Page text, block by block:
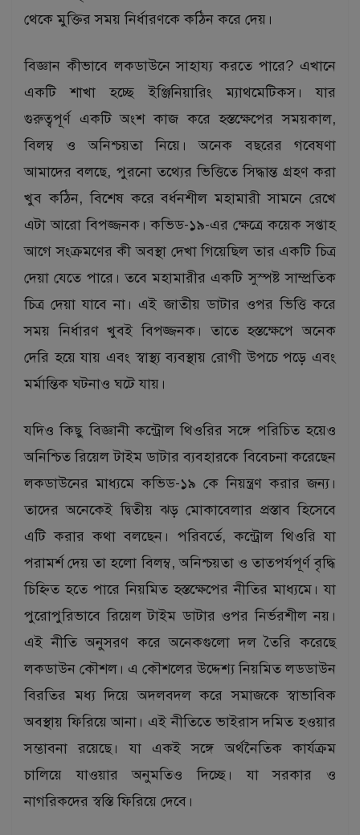
থেকে মুক্তির সময় নির্ধারণকে কঠিন করে দেয়।
বিজ্ঞান কীভাবে লকডাউনে সাহায্য করতে পারে? এখানে
একটি শাখা হচ্ছে ইঞ্জিনিয়ারিং ম্যাথমেটিকস। যার
গুরুত্বপূর্ণ একটি অংশ কাজ করে হস্তক্ষেপের সময়কাল,
বিলম্ব ও অনিশ্চয়তা নিয়ে। অনেক বছরের গবেষণা
আমাদের বলছে, পুরনো তথ্যের ভিত্তিতে সিদ্ধান্ত গ্রহণ করা
খুব কঠিন, বিশেষ করে বর্ধনশীল মহামারী সামনে রেখে
এটা আরো বিপজ্জনক। কভিড-১৯-এর ক্ষেত্রে কয়েক সপ্তাহ
আগে সংক্রমণের কী অবস্থা দেখা গিয়েছিল তার একটি চিত্র
দেয়া যেতে পারে। তবে মহামারীর একটি সুস্পষ্ট সাম্প্রতিক
চিত্র দেয়া যাবে না। এই জাতীয় ডাটার ওপর ভিত্তি করে
সময় নির্ধারণ খুবই বিপজ্জনক। তাতে হস্তক্ষেপে অনেক
দেরি হয়ে যায় এবং স্বাস্থ্য ব্যবস্থায় রোগী উপচে পড়ে এবং
মর্মান্তিক ঘটনাও ঘটে যায়।
যদিও কিছু বিজ্ঞানী কন্ট্রোল থিওরির সঙ্গে পরিচিত হয়েও
অনিশ্চিত রিয়েল টাইম ডাটার ব্যবহারকে বিবেচনা করেছেন
লকডাউনের মাধ্যমে কভিড-১৯ কে নিয়ন্ত্রণ করার জন্য।
তাদের অনেকেই দ্বিতীয় ঝড় মোকাবেলার প্রস্তাব হিসেবে
এটি করার কথা বলছেন। পরিবর্তে, কন্ট্রোল থিওরি যা
পরামর্শ দেয় তা হলো বিলম্ব, অনিশ্চয়তা ও তাত্পর্যপূর্ণ বৃদ্ধি
চিহ্নিত হতে পারে নিয়মিত হস্তক্ষেপের নীতির মাধ্যমে। যা
পুরোপুরিভাবে রিয়েল টাইম ডাটার ওপর নির্ভরশীল নয়।
এই নীতি অনুসরণ করে অনেকগুলো দল তৈরি করেছে
লকডাউন কৌশল। এ কৌশলের উদ্দেশ্য নিয়মিত লডডাউন
বিরতির মধ্য দিয়ে অদলবদল করে সমাজকে স্বাভাবিক
অবস্থায় ফিরিয়ে আনা। এই নীতিতে ভাইরাস দমিত হওয়ার
সম্ভাবনা রয়েছে। যা একই সঙ্গে অর্থনৈতিক কার্যক্রম
চালিয়ে যাওয়ার অনুমতিও দিচ্ছে। যা সরকার ও
নাগরিকদের স্বস্তি ফিরিয়ে দেবে।